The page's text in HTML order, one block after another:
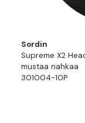
Sordin
Supreme X2
mustaa nahkaa
301004-10P